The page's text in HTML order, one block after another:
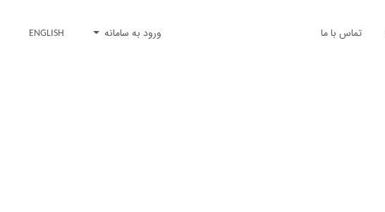
تماس با ما ورود به سامانه ENGLISH